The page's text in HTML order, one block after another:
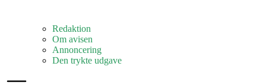
Redaktion
Om avisen
Annoncering
Den trykte udgave